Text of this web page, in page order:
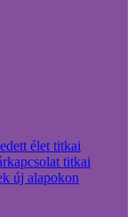
élet titkai
titkai
új alapokon